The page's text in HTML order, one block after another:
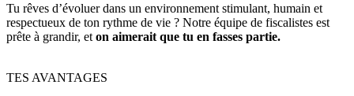
Tu rêves d’évoluer dans un environnement stimulant, humain et
respectueux de ton rythme de vie ? Notre équipe de fiscalistes est
prête à grandir, et on aimerait que tu en fasses partie.
TES AVANTAGES